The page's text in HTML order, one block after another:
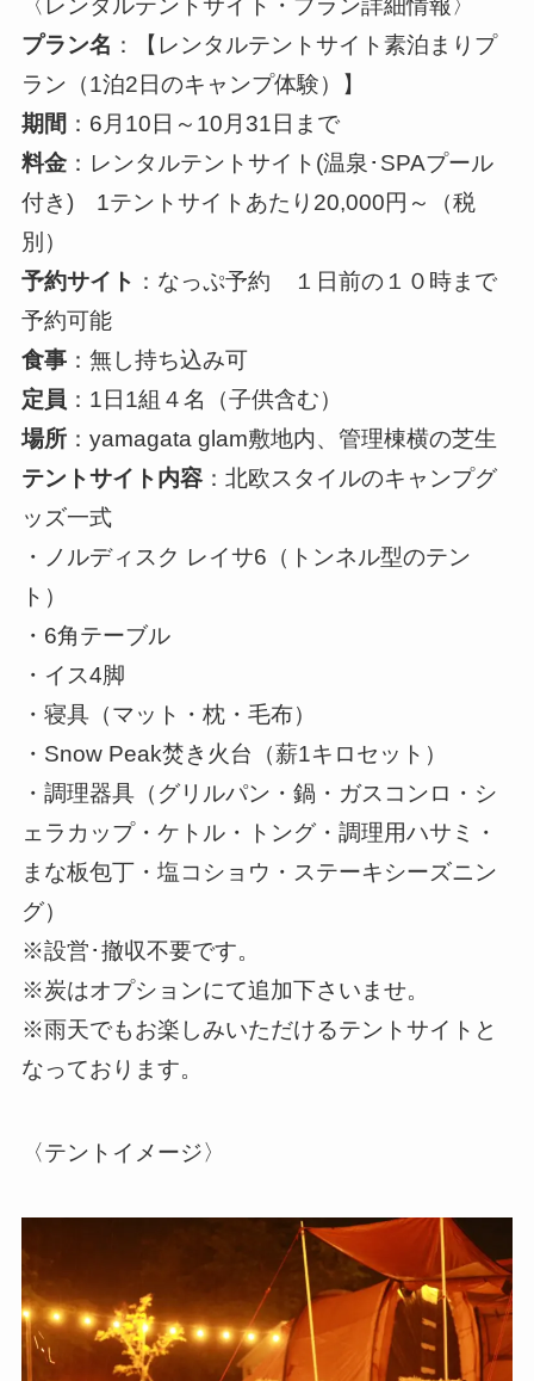
プラン名 ：【レンタルテントサイト素泊まりプ
ラン（1泊2日のキャンプ体験）】
期間 ：6月10日～10月31日まで
料金：レンタルテントサイト(温泉･SPAプール
付き) 1テントサイトあたり20,000円～（税
別）
予約サイト ：なっぷ予約 １日前の１０時まで
予約可能
食事：無し持ち込み可
定員 ：1日1組４名（子供含む）
場所：yamagata glam敷地内、管理棟横の芝生
テントサイト内容：北欧スタイルのキャンプグ
ッズ一式
・ノルディスク レイサ6（トンネル型のテン
ト）
・6角テーブル
・イス4脚
・寝具（マット・枕・毛布）
・Snow Peak焚き火台（薪1キロセット）
・調理器具（グリルパン・鍋・ガスコンロ・シ
ェラカップ・ケトル・トング・調理用ハサミ・
まな板包丁・塩コショウ・ステーキシーズニン
グ）
※設営･撤収不要です。
※炭はオプションにて追加下さいませ。
※雨天でもお楽しみいただけるテントサイトと
なっております。
〈テントイメージ〉